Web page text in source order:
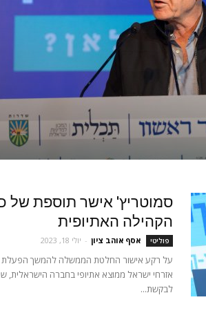
הקהילה האתיופית
פוליטי אסף אוהב ציון - יולי 18, 2023
על רקע אישור החלטת הממשלה להמשך הפעלת
אזרחי ישראל ממוצא אתיופי בחברה הישראלית,
לבקשת...